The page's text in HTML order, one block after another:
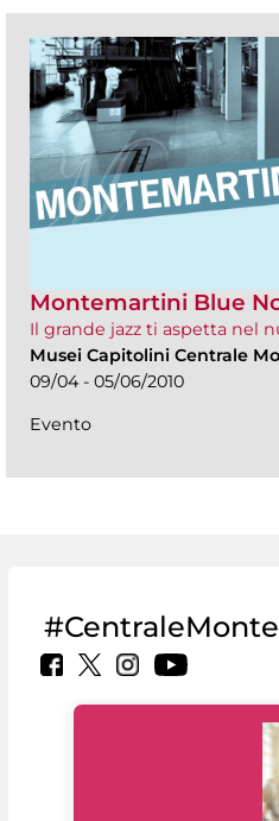
Montemartini Blue
Il grande jazz ti aspetta nel
Musei Capitolini Centrale
09/04 - 05/06/2010
Evento